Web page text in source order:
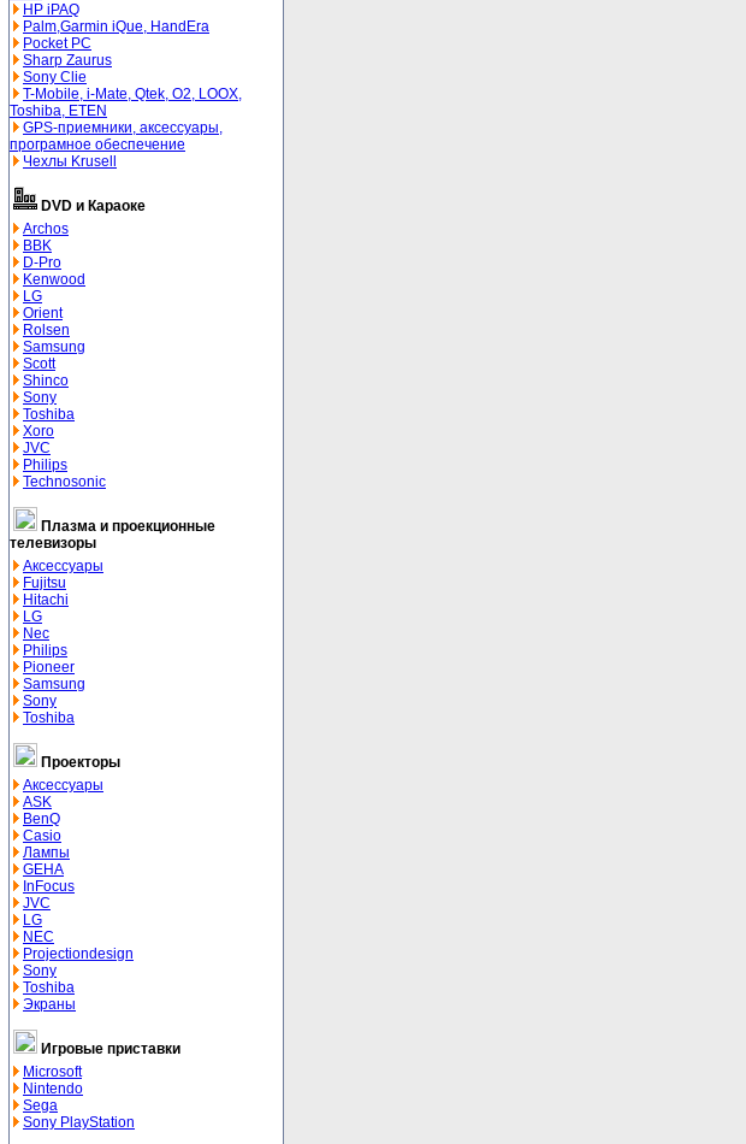
HP iPAQ
Palm,Garmin iQue, HandEra
Pocket PC
Sharp Zaurus
Sony Clie
T-Mobile, i-Mate, Qtek, O2, LOOX,
Toshiba, ETEN
GPS-приемники, аксессуары,
програмное обеспечение
Чехлы Krusell
DVD и Караоке
Archos
BBK
D-Pro
Kenwood
LG
Orient
Rolsen
Samsung
Scott
Shinco
Sony
Toshiba
Xoro
JVC
Philips
Technosonic
Плазма и проекционные
телевизоры
Аксессуары
Fujitsu
Hitachi
LG
Nec
Philips
Pioneer
Samsung
Sony
Toshiba
Проекторы
Аксессуары
ASK
BenQ
Casio
Лампы
GEHA
InFocus
JVC
LG
NEC
Projectiondesign
Sony
Toshiba
Экраны
Игровые приставки
Microsoft
Nintendo
Sega
Sony PlayStation